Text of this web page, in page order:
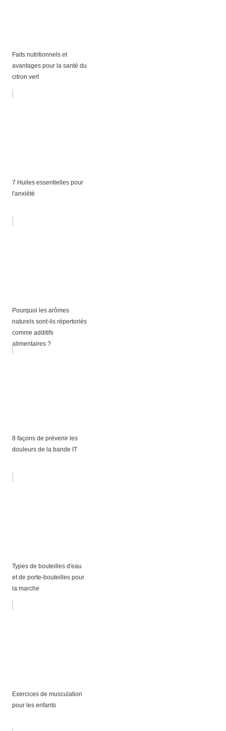
Faits nutritionnels et
avantages pour la santé du
citron vert
7 Huiles essentielles pour
l'anxiété
Pourquoi les arômes
naturels sont-ils répertoriés
comme additifs
alimentaires ?
8 façons de prévenir les
douleurs de la bande IT
Types de bouteilles d'eau
et de porte-bouteilles pour
la marche
Exercices de musculation
pour les enfants